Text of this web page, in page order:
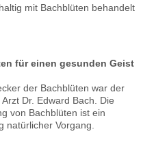
mit Bachblüten behandelt
für einen gesunden Geist
der Bachblüten war der
Dr. Edward Bach. Die
von Bachblüten ist ein
natürlicher Vorgang.